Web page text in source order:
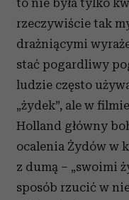
to nie była tylko
rzeczywiście tak
drażniącymi
stać pogardliwy
ludzie często
„żydek”, ale w
Holland główny
ocalenia Żydów w
z dumą – „swoimi
sposób rzucić w